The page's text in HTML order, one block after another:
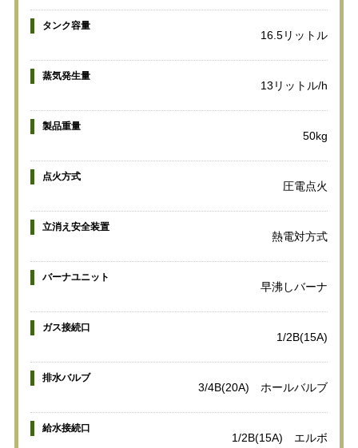
タンク容量
16.5リットル
蒸気発生量
13リットル/h
製品重量
50kg
点火方式
圧電点火
立消え安全装置
熱電対方式
バーナユニット
早沸しバーナ
ガス接続口
1/2B(15A)
排水バルブ
3/4B(20A) ホールバルブ
給水接続口
1/2B(15A) エルボ